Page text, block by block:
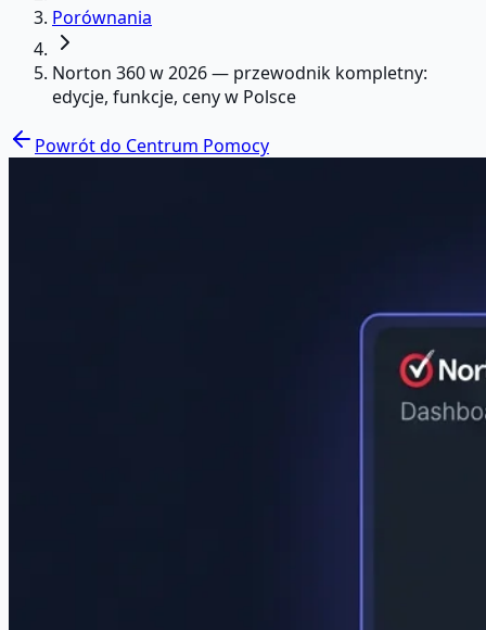
Porównania
Norton 360 w 2026 — przewodnik kompletny:
edycje, funkcje, ceny w Polsce
Powrót do Centrum Pomocy